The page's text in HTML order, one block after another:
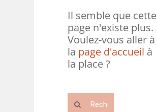
Il semble que cette
page n'existe plus.
Voulez-vous aller à
la page d'accueil à
la place ?